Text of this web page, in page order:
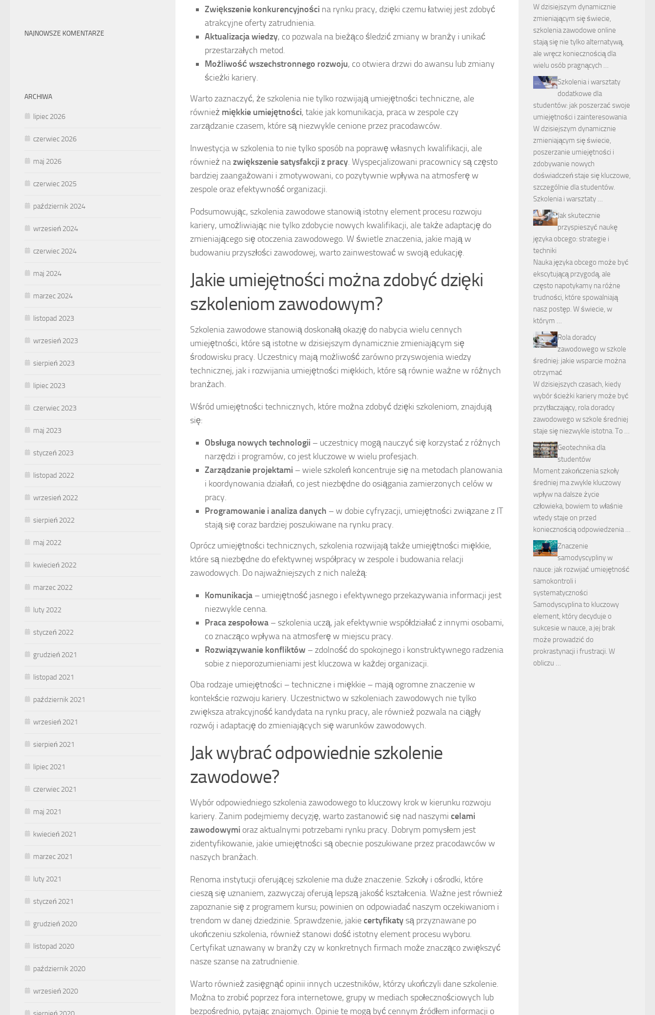
Zwiększenie konkurencyjności na rynku pracy, dzięki czemu łatwiej jest zdobyć
atrakcyjne oferty zatrudnienia.
Aktualizacja wiedzy, co pozwala na bieżąco śledzić zmiany w branży i unikać
przestarzałych metod.
Możliwość wszechstronnego rozwoju, co otwiera drzwi do awansu lub zmiany
ścieżki kariery.
Warto zaznaczyć, że szkolenia nie tylko rozwijają umiejętności techniczne, ale
również miękkie umiejętności, takie jak komunikacja, praca w zespole czy
zarządzanie czasem, które są niezwykle cenione przez pracodawców.
Inwestycja w szkolenia to nie tylko sposób na poprawę własnych kwalifikacji, ale
również nazwiększenie satysfakcji z pracy. Wyspecjalizowani pracownicy są często
bardziej zaangażowani i zmotywowani, co pozytywnie wpływa na atmosferę w
zespole oraz efektywność organizacji.
Podsumowując, szkolenia zawodowe stanowią istotny element procesu rozwoju
kariery, umożliwiając nie tylko zdobycie nowych kwalifikacji, ale także adaptację do
zmieniającego się otoczenia zawodowego. W świetle znaczenia, jakie mają w
budowaniu przyszłości zawodowej, warto zainwestować w swoją edukację.
Jakie umiejętności można zdobyć dzięki
szkoleniom zawodowym?
Szkolenia zawodowe stanowią doskonałą okazję do nabycia wielu cennych
umiejętności, które są istotne w dzisiejszym dynamicznie zmieniającym się
środowisku pracy. Uczestnicy mają możliwość zarówno przyswojenia wiedzy
technicznej, jak i rozwijania umiejętności miękkich, które są równie ważne w różnych
branżach.
Wśród umiejętności technicznych, które można zdobyć dzięki szkoleniom, znajdują
się:
Obsługa nowych technologii – uczestnicy mogą nauczyć się korzystać z różnych
narzędzi i programów, co jest kluczowe w wielu profesjach.
Zarządzanie projektami – wiele szkoleń koncentruje się na metodach planowania
i koordynowania działań, co jest niezbędne do osiągania zamierzonych celów w
pracy.
Programowanie i analiza danych – w dobie cyfryzacji, umiejętności związane z IT
stają się coraz bardziej poszukiwane na rynku pracy.
Oprócz umiejętności technicznych, szkolenia rozwijają także umiejętności miękkie,
które są niezbędne do efektywnej współpracy w zespole i budowania relacji
zawodowych. Do najważniejszych z nich należą:
Komunikacja – umiejętność jasnego i efektywnego przekazywania informacji jest
niezwykle cenna.
Praca zespołowa – szkolenia uczą, jak efektywnie współdziałać z innymi osobami,
co znacząco wpływa na atmosferę w miejscu pracy.
Rozwiązywanie konfliktów – zdolność do spokojnego i konstruktywnego radzenia
sobie z nieporozumieniami jest kluczowa w każdej organizacji.
Oba rodzaje umiejętności – techniczne i miękkie – mają ogromne znaczenie w
kontekście rozwoju kariery. Uczestnictwo w szkoleniach zawodowych nie tylko
zwiększa atrakcyjność kandydata na rynku pracy, ale również pozwala na ciągły
rozwój i adaptację do zmieniających się warunków zawodowych.
Jak wybrać odpowiednie szkolenie
zawodowe?
Wybór odpowiedniego szkolenia zawodowego to kluczowy krok w kierunku rozwoju
kariery. Zanim podejmiemy decyzję, warto zastanowić się nad naszymi celami
zawodowymi oraz aktualnymi potrzebami rynku pracy. Dobrym pomysłem jest
zidentyfikowanie, jakie umiejętności są obecnie poszukiwane przez pracodawców w
naszych branżach.
Renoma instytucji oferującej szkolenie ma duże znaczenie. Szkoły i ośrodki, które
cieszą się uznaniem, zazwyczaj oferują lepszą jakość kształcenia. Ważne jest również
zapoznanie się z programem kursu; powinien on odpowiadać naszym oczekiwaniom i
trendom w danej dziedzinie. Sprawdzenie, jakiecertyfikaty są przyznawane po
ukończeniu szkolenia, również stanowi dość istotny element procesu wyboru.
Certyfikat uznawany w branży czy w konkretnych firmach może znacząco zwiększyć
nasze szanse na zatrudnienie.
Warto również zasięgnąć opinii innych uczestników, którzy ukończyli dane szkolenie.
Można to zrobić poprzez fora internetowe, grupy w mediach społecznościowych lub
bezpośrednio, pytając znajomych. Opinie te mogą być cennym źródłem informacji o
NAJNOWSZE KOMENTARZE
ARCHIWA
lipiec 2026
czerwiec 2026
maj 2026
czerwiec 2025
październik 2024
wrzesień 2024
czerwiec 2024
maj 2024
marzec 2024
listopad 2023
wrzesień 2023
sierpień 2023
lipiec 2023
czerwiec 2023
maj 2023
styczeń 2023
listopad 2022
wrzesień 2022
sierpień 2022
maj 2022
kwiecień 2022
marzec 2022
luty 2022
styczeń 2022
grudzień 2021
listopad 2021
październik 2021
wrzesień 2021
sierpień 2021
lipiec 2021
czerwiec 2021
maj 2021
kwiecień 2021
marzec 2021
luty 2021
styczeń 2021
grudzień 2020
listopad 2020
październik 2020
wrzesień 2020
W dzisiejszym dynamicznie
zmieniającym się świecie,
szkolenia zawodowe online
stają się nie tylko alternatywą,
ale wręcz koniecznością dla
wielu osób pragnących …
Szkolenia i warsztaty
dodatkowe dla
studentów: jak poszerzać swoje
umiejętności i zainteresowania
W dzisiejszym dynamicznie
zmieniającym się świecie,
poszerzanie umiejętności i
zdobywanie nowych
doświadczeń staje się kluczowe,
szczególnie dla studentów.
Szkolenia i warsztaty …
Jak skutecznie
przyspieszyć naukę
języka obcego: strategie i
techniki
Nauka języka obcego może być
ekscytującą przygodą, ale
często napotykamy na różne
trudności, które spowalniają
nasz postęp. W świecie, w
którym …
Rola doradcy
zawodowego w szkole
średniej: jakie wsparcie można
otrzymać
W dzisiejszych czasach, kiedy
wybór ścieżki kariery może być
przytłaczający, rola doradcy
zawodowego w szkole średniej
staje się niezwykle istotna. To …
Geotechnika dla
studentów
Moment zakończenia szkoły
średniej ma zwykle kluczowy
wpływ na dalsze życie
człowieka, bowiem to właśnie
wtedy staje on przed
koniecznością odpowiedzenia …
Znaczenie
samodyscypliny w
nauce: jak rozwijać umiejętność
samokontroli i
systematyczności
Samodyscyplina to kluczowy
element, który decyduje o
sukcesie w nauce, a jej brak
może prowadzić do
prokrastynacji i frustracji. W
obliczu …